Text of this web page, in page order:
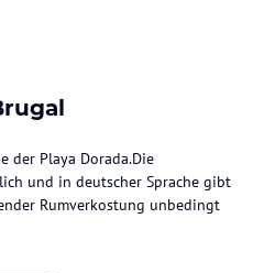
der Playa Dorada.Die
und in deutscher Sprache gibt
Rumverkostung unbedingt